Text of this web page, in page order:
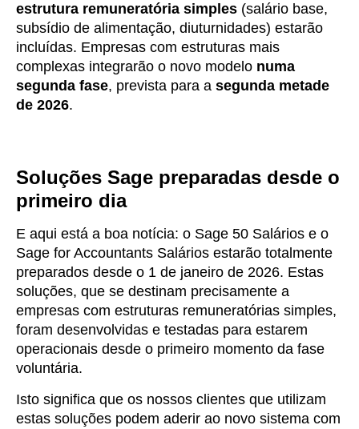
estrutura remuneratória simples (salário base,
subsídio de alimentação, diuturnidades) estarão
incluídas. Empresas com estruturas mais
complexas integrarão o novo modelo numa
segunda fase, prevista para a segunda metade
de 2026.
Soluções Sage preparadas desde o
primeiro dia
E aqui está a boa notícia: o Sage 50 Salários e o
Sage for Accountants Salários estarão totalmente
preparados desde o 1 de janeiro de 2026. Estas
soluções, que se destinam precisamente a
empresas com estruturas remuneratórias simples,
foram desenvolvidas e testadas para estarem
operacionais desde o primeiro momento da fase
voluntária.
Isto significa que os nossos clientes que utilizam
estas soluções podem aderir ao novo sistema com